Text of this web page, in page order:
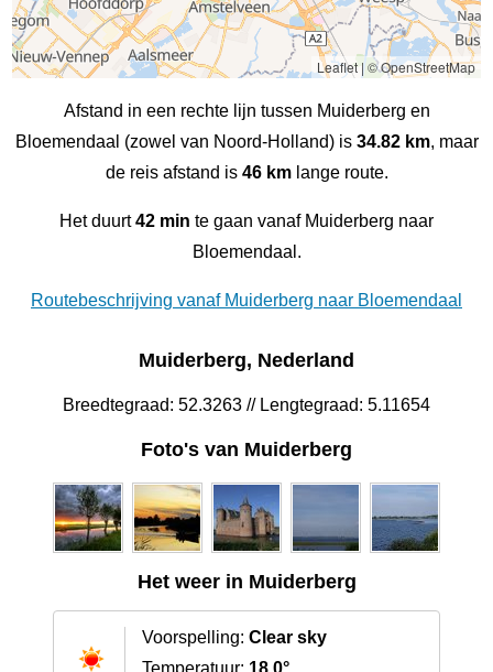
Leaflet| © OpenStreetMap
Afstand in een rechte lijn tussen Muiderberg en
Bloemendaal (zowel van Noord-Holland) is 34.82 km, maar
de reis afstand is 46 kmlange route.
Het duurt42 min te gaan vanaf Muiderberg naar
Bloemendaal.
Routebeschrijving vanaf Muiderberg naar Bloemendaal
Muiderberg, Nederland
Breedtegraad: 52.3263 // Lengtegraad: 5.11654
Foto's van Muiderberg
Het weer in Muiderberg
Voorspelling: Clear sky